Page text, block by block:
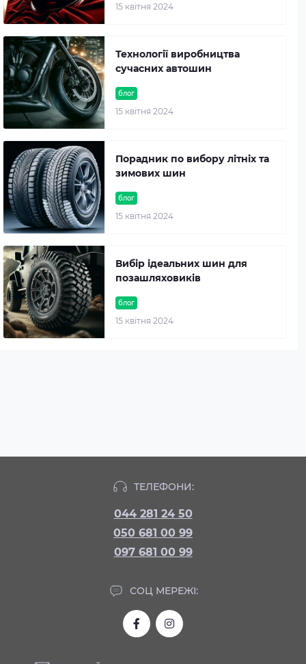
15 квітня 2024
блог
15 квітня 2024
Технології виробництва
сучасних автошин
блог
15 квітня 2024
Порадник по вибору літніх та
зимових шин
блог
15 квітня 2024
Вибір ідеальних шин для
позашляховиків
ТЕЛЕФОНИ:
044 281 24 50
050 681 00 99
097 681 00 99
СОЦ МЕРЕЖІ: